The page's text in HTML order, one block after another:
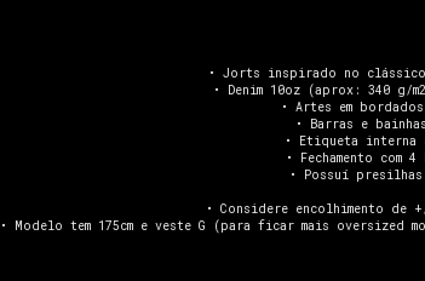
• Jorts inspirado no
• Denim 10oz (aprox: 340 g/
• Artes em
• Barras e
• Etiqueta interna
• Fechamento com
• Possuí
• Considere encolhimento de
• Modelo tem 175cm e veste G (para ficar mais oversized